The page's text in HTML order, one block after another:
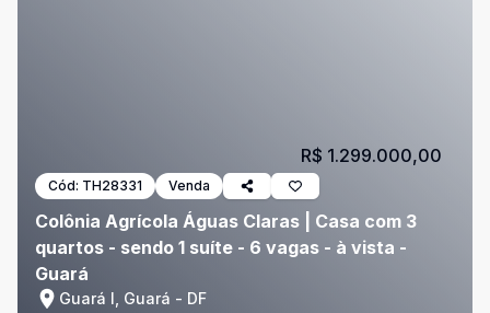
Cód: TH28331 Venda
Colônia Agrícola Águas Claras | Casa com 3
quartos - sendo 1 suíte - 6 vagas - à vista -
Guará
Guará I, Guará - DF
R$ 1.299.000,00